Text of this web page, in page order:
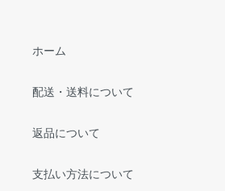
ホーム
配送・送料について
返品について
支払い方法について